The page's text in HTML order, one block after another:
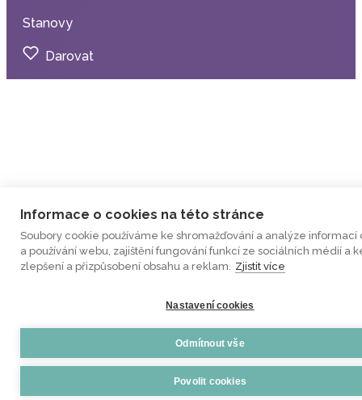
Stanovy
Darovat
Informace o cookies na této stránce
Soubory cookie používáme ke shromažďování a analýze informací
a používání webu, zajištění fungování funkcí ze sociálních médií a
zlepšení a přizpůsobení obsahu a reklam. Zjistit více
Nastavení cookies
Odmítnout vše
Povolit cookies